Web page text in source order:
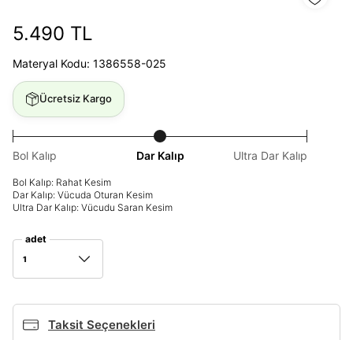
5.490 TL
Materyal Kodu: 1386558-025
Ücretsiz Kargo
Bol Kalıp Dar Kalıp Ultra Dar Kalıp
Bol Kalıp: Rahat Kesim
Dar Kalıp: Vücuda Oturan Kesim
Ultra Dar Kalıp: Vücudu Saran Kesim
adet
1
Taksit Seçenekleri
E-posta
Şifre
Şifremi Unuttum
Giriş Yap